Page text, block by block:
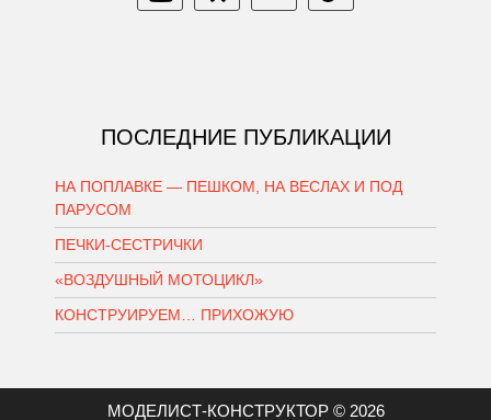
ПОСЛЕДНИЕ ПУБЛИКАЦИИ
НА ПОПЛАВКЕ — ПЕШКОМ, НА ВЕСЛАХ И ПОД
ПАРУСОМ
ПЕЧКИ-СЕСТРИЧКИ
«ВОЗДУШНЫЙ МОТОЦИКЛ»
КОНСТРУИРУЕМ… ПРИХОЖУЮ
МОДЕЛИСТ-КОНСТРУКТОР © 2026